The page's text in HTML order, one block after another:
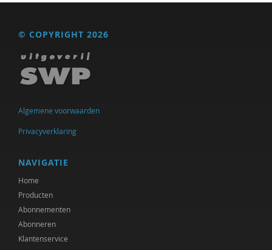
© COPYRIGHT 2026
Algemene voorwaarden
Privacyverklaring
NAVIGATIE
Home
Producten
Abonnementen
Abonneren
Klantenservice